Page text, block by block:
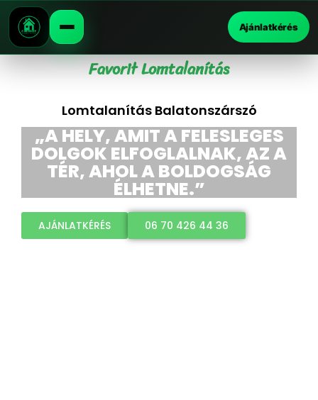
Ajánlatkérés
Favorit Lomtalanítás
Lomtalanítás Balatonszárszó
„A HELY, AMIT A FELESLEGES
DOLGOK ELFOGLALNAK, AZ A
TÉR, AHOL A BOLDOGSÁG
ÉLHETNE.”
AJÁNLATKÉRÉS 06 70 426 44 36